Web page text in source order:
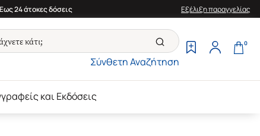
24 άτοκες δόσεις Εξέλιξη παραγγελίας
Σύνθετη Αναζήτηση
0
και Εκδόσεις